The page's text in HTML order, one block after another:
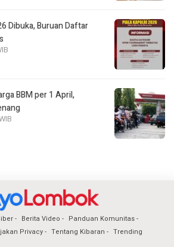
Dibuka, Buruan Daftar
BBM per 1 April,
Berita Video
Panduan Komunitas
Privacy
Tentang Kibaran Trending